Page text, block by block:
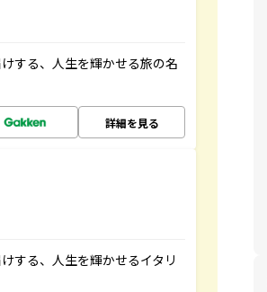
する、人生を輝かせる旅の名
詳細を見る
する、人生を輝かせるイタリ